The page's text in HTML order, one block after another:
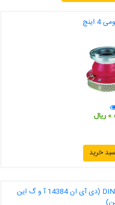
اینچ
خرید
اینداکتور DIN 14384 AWG IN LINE (دی آی ان 14384 آ و گ این